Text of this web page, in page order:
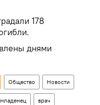
178
днями
Общество Новости
младенец врач